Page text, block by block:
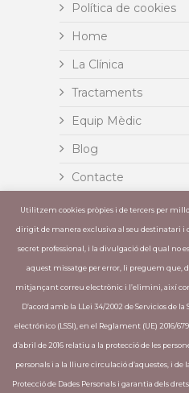
Política de cookies
Home
La Clínica
Tractaments
Equip Mèdic
Blog
Contacte
Insignia
Invisalign
ÚLTIMES
L´òxid nitrós elimina
dentista – Moltes
aquesta tècnica
Utilitzem cookies pròpies i de tercers per
dirigit de manera exclusiva al seu destinatari
secret professional, i la divulgació del qual no
aquest missatge per error, li preguem
mitjançant correu electrònic i l’elimini, així
D’acord amb la LLei 34/2002 de Servicios de
electrónico (LSSI), en el Reglament (UE) 2016/
d’abril de 2016 relatiu a la protecció de les
personals i a la lliure circulació d’aquestes, i de
Protecció de Dades Personals i garantia dels